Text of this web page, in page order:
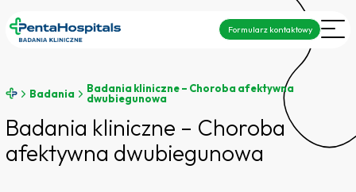
Formularz kontaktowy
Badania
Badania kliniczne – Choroba afektywna
dwubiegunowa
Badania kliniczne – Choroba
afektywna dwubiegunowa